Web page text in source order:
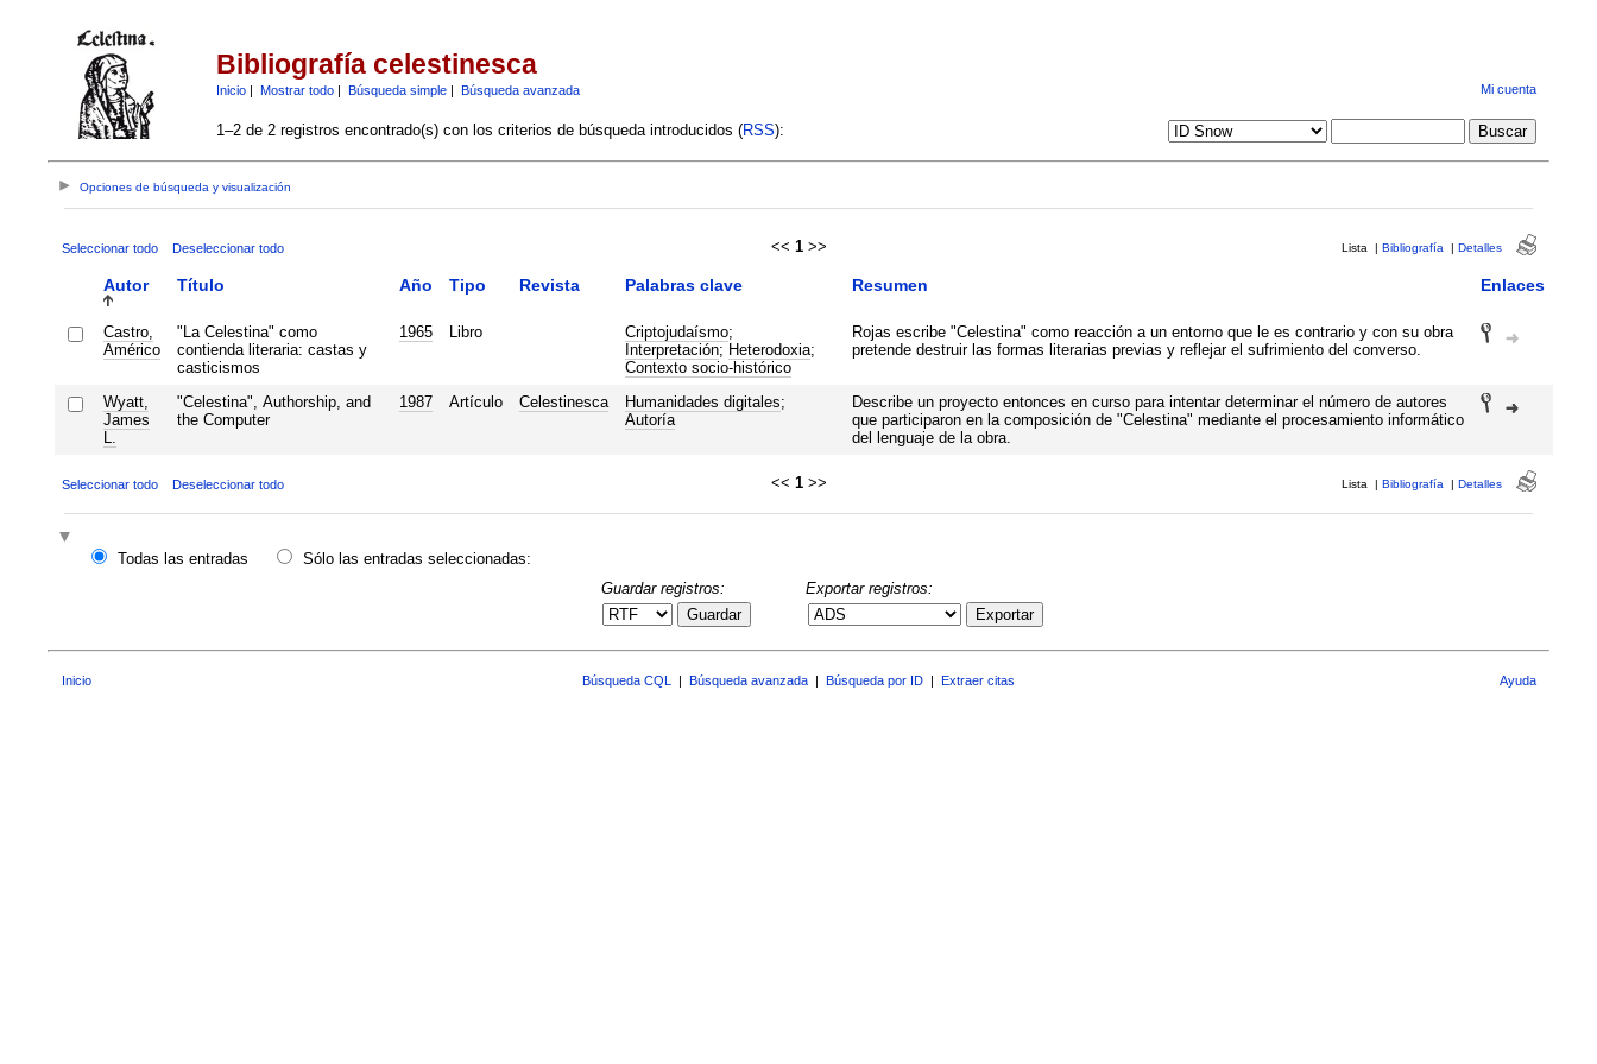
Bibliografía celestinesca
Inicio| Mostrar todo| Búsqueda simple| Búsqueda avanzada Mi cuenta
1–2 de 2 registros encontrado(s) con los criterios de búsqueda introducidos (RSS):
Opciones de búsqueda y visualización
Seleccionar todo Deseleccionar todo << 1 >> Lista | Bibliografía | Detalles
Autor Título Año Tipo Revista Palabras clave Resumen Enlaces
Castro,
Américo
"La Celestina" como
contienda literaria: castas y
casticismos
1965 Libro Criptojudaísmo;
Interpretación; Heterodoxia;
Contexto socio-histórico
Rojas escribe "Celestina" como reacción a un entorno que le es contrario y con su obra
pretende destruir las formas literarias previas y reflejar el sufrimiento del converso.
Wyatt,
James
"Celestina", Authorship, and
the Computer
1987 Artículo Celestinesca Humanidades digitales;
Autoría
Describe un proyecto entonces en curso para intentar determinar el número de autores
que participaron en la composición de "Celestina" mediante el procesamiento informático
del lenguaje de la obra.
Seleccionar todo Deseleccionar todo << 1 >> Lista | Bibliografía | Detalles
Todas las entradas
Sólo las entradas seleccionadas:
Guardar registros:
Guardar
Exportar registros:
Exportar
Inicio Búsqueda CQL Búsqueda avanzada Búsqueda por ID Extraer citas Ayuda